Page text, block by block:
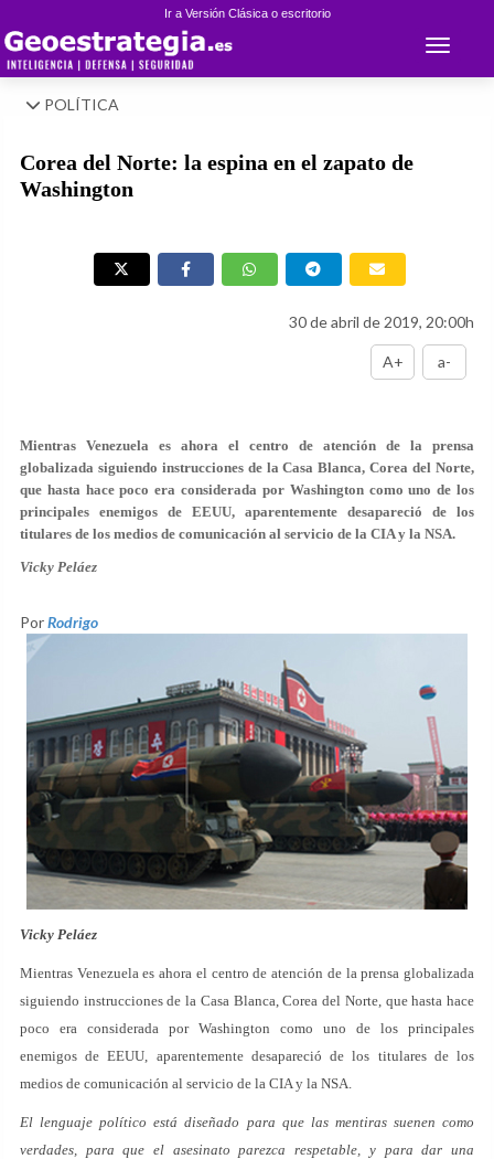
Ir a Versión Clásica o escritorio
Toggle
POLÍTICA
Corea del Norte: la espina en el zapato de
Washington
30 de abril de 2019, 20:00h
A+ a-
Mientras Venezuela es ahora el centro de atención de la prensa
globalizada siguiendo instrucciones de la Casa Blanca, Corea del Norte,
que hasta hace poco era considerada por Washington como uno de los
principales enemigos de EEUU, aparentemente desapareció de los
titulares de los medios de comunicación al servicio de la CIA y la NSA.
Vicky Peláez
PorRodrigo
Vicky Peláez
Mientras Venezuela es ahora el centro de atención de la prensa globalizada
siguiendo instrucciones de la Casa Blanca, Corea del Norte, que hasta hace
poco era considerada por Washington como uno de los principales
enemigos de EEUU, aparentemente desapareció de los titulares de los
medios de comunicación al servicio de la CIA y la NSA.
El lenguaje político está diseñado para que las mentiras suenen como
verdades, para que el asesinato parezca respetable, y para dar una